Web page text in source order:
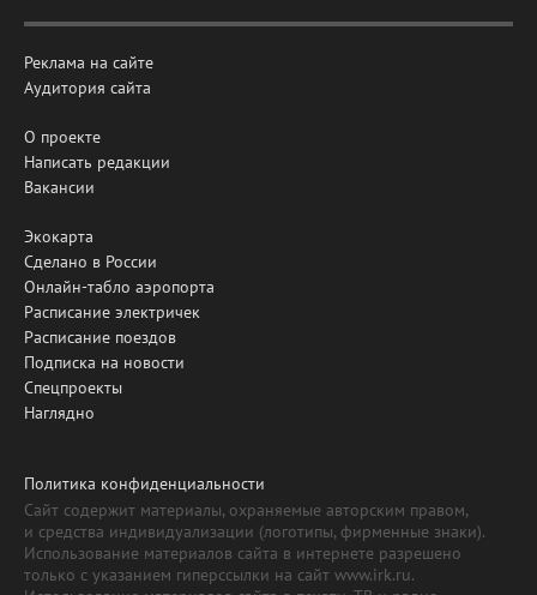
Реклама на сайте
Аудитория сайта
О проекте
Написать редакции
Вакансии
Экокарта
Сделано в России
Онлайн-табло аэропорта
Расписание электричек
Расписание поездов
Подписка на новости
Спецпроекты
Наглядно
Политика конфиденциальности
Сайт содержит материалы, охраняемые авторским правом,
и средства индивидуализации (логотипы, фирменные знаки).
Использование материалов сайта в интернете разрешено
только с указанием гиперссылки на сайт www.irk.ru.